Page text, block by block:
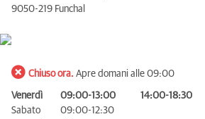
9050-219 Funchal
Chiuso ora. Apre domani alle 09:00
Venerdì 09:00-13:00
14:00-18:30
Sabato
09:00-12:30